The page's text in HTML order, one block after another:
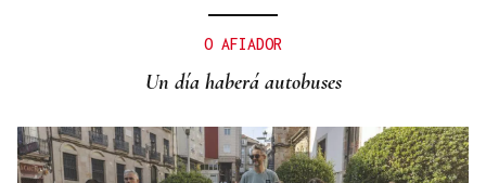
La D.O. Monterrei luce 45 vinos en Santander
O AFIADOR
Un día haberá autobuses